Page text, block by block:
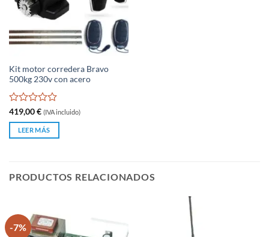
Kit motor corredera Bravo
500kg 230v con acero
Valorado
con
de
419,00€ (IVA incluido)
LEER MÁS
PRODUCTOS RELACIONADOS
-7%